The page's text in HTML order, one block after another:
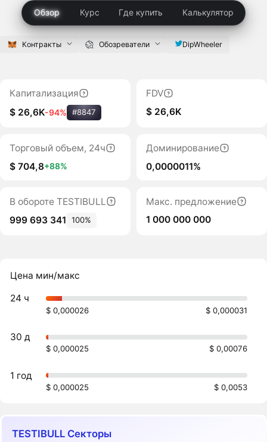
Обзор Курс Где купить Калькулятор
Контракты Обозреватели DipWheeler
Капитализация
$ 26,6K-94% #8847
FDV
$ 26,6K
Торговый объем, 24ч
$ 704,8+88%
Доминирование
0,0000011%
В обороте TESTIBULL
999 693 341
100%
Макс. предложение
1 000 000 000
Цена мин/макс
24 ч
$ 0,000026 $ 0,000031
30 д
$ 0,000025 $ 0,00076
1 год
$ 0,000025 $ 0,0053
TESTIBULL Секторы